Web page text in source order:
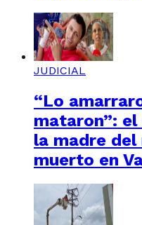
JUDICIAL
“Lo
mataron”:
la madre
muerto en